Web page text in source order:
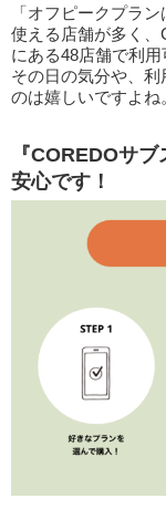
「オフピークプラ
使える店舗が多く
にある48店舗で利用
その日の気分や、
のは嬉しいですよね
『COREDOサ
安心です！